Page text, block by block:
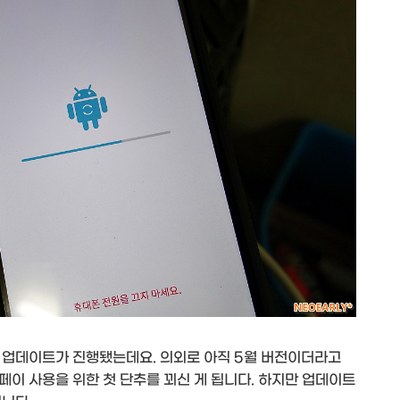
데이트가 진행됐는데요. 의외로 아직 5월 버전이더라고
사용을 위한 첫 단추를 꾀신 게 됩니다. 하지만 업데이트